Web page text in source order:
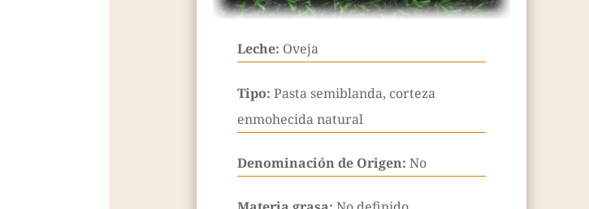
Leche: Oveja
Tipo: Pasta semiblanda, corteza
enmohecida natural
Denominación de Origen: No